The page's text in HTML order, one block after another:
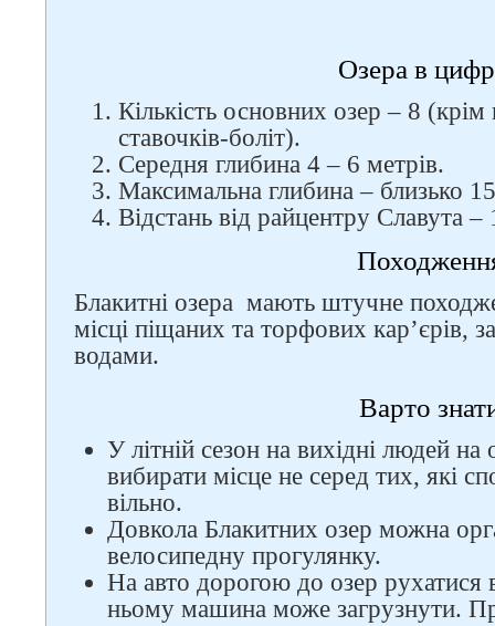
Озера в
Кількість основних озер – 8
ставочків-боліт).
Середня глибина 4 – 6 метрів.
Максимальна глибина – близько
Відстань від райцентру Славута –
Блакитні озера мають штучне
місці піщаних та торфових кар’єрів,
водами.
Варто
У літній сезон на вихідні людей
вибирати місце не серед тих, які
вільно.
Довкола Блакитних озер можна
велосипедну прогулянку.
На авто дорогою до озер рухатися
ньому машина може загрузнути.